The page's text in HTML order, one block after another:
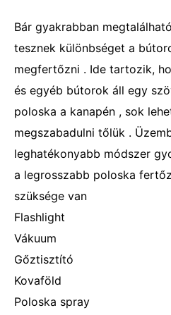
Bár gyakrabban
tesznek különbséget a
megfertőzni . Ide tartozik,
és egyéb bútorok áll egy
poloska a kanapén , sok
megszabadulni tőlük .
leghatékonyabb módszer
a legrosszabb poloska
szüksége van
Flashlight
Vákuum
Gőztisztító
Kovaföld
Poloska spray